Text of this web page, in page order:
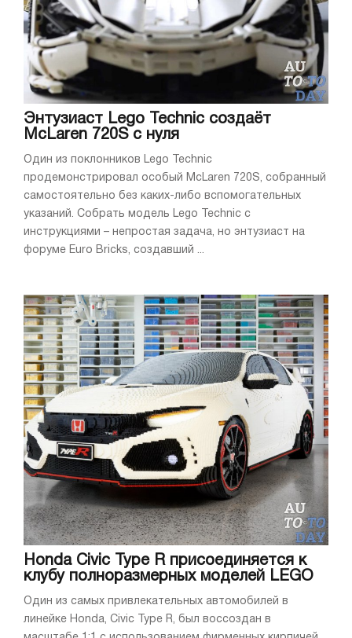
Энтузиаст Lego Technic создаёт
McLaren 720S с нуля
Один из поклонников Lego Technic
продемонстрировал особый McLaren 720S, собранный
самостоятельно без каких-либо вспомогательных
указаний. Собрать модель Lego Technic с
инструкциями – непростая задача, но энтузиаст на
форуме Euro Bricks, создавший ...
Honda Civic Type R присоединяется к
клубу полноразмерных моделей LEGO
Один из самых привлекательных автомобилей в
линейке Honda, Civic Type R, был воссоздан в